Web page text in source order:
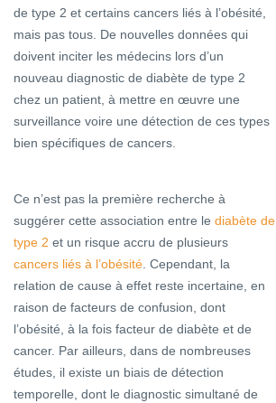
de type 2 et certains cancers liés à l’obésité,
mais pas tous. De nouvelles données qui
doivent inciter les médecins lors d’un
nouveau diagnostic de diabète de type 2
chez un patient, à mettre en œuvre une
surveillance voire une détection de ces types
bien spécifiques de cancers.
Ce n’est pas la première recherche à
suggérer cette association entre le diabète de
type 2 et un risque accru de plusieurs
cancers liés à l’obésité. Cependant, la
relation de cause à effet reste incertaine, en
raison de facteurs de confusion, dont
l’obésité, à la fois facteur de diabète et de
cancer. Par ailleurs, dans de nombreuses
études, il existe un biais de détection
temporelle, dont le diagnostic simultané de